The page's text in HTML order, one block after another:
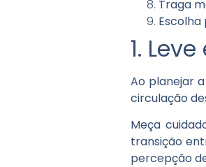
Traga
Escolha
1.
Ao planejar
circulação
Meça
transição
percepção